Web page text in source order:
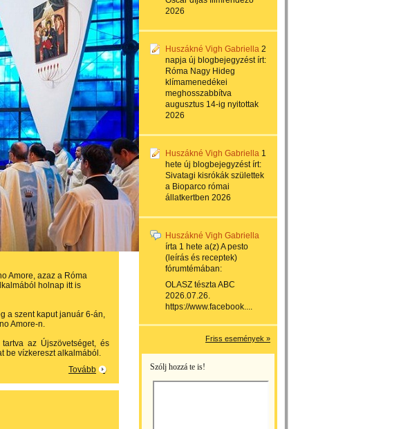
Amore, azaz a Róma
holnap itt is
a szent kaput január 6-án,
Amore-n.
az Újszövetséget, és
be vízkereszt alkalmából.
Tovább
2026
Huszákné Vigh Gabriella 2
napja új blogbejegyzést írt:
Róma Nagy Hideg
klímamenedékei
meghosszabbítva
augusztus 14-ig nyitottak
2026
Huszákné Vigh Gabriella 1
hete új blogbejegyzést írt:
Sivatagi kisrókák születtek
a Bioparco római
állatkertben 2026
Huszákné Vigh Gabriella
írta 1 hete a(z)A pesto
(leírás és receptek)
fórumtémában:
OLASZ tészta ABC
2026.07.26.
https://www.facebook....
Friss események »
Szólj hozzá te is!